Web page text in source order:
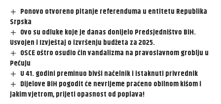
Ponovo otvoreno pitanje referenduma u entitetu Republika
Srpska
Ovo su odluke koje je danas donijelo Predsjedništvo BiH.
Usvojen i Izvještaj o izvršenju budžeta za 2025.
OSCE oštro osudio čin vandalizma na pravoslavnom groblju u
Pečuju
U 41. godini preminuo bivši načelnik i istaknuti privrednik
Dijelove BiH pogodit će nevrijeme praćeno obilnom kišom i
jakim vjetrom, prijeti opasnost od poplava!